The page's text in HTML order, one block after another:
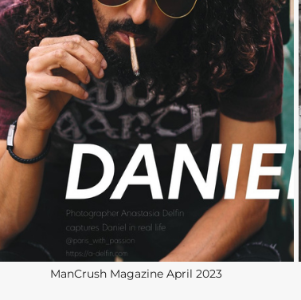
ManCrush Magazine April 2023